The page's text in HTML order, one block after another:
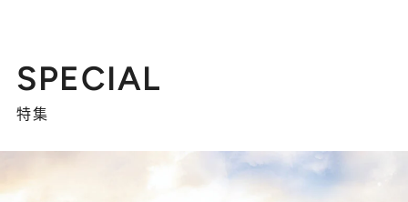
SPECIAL
特集